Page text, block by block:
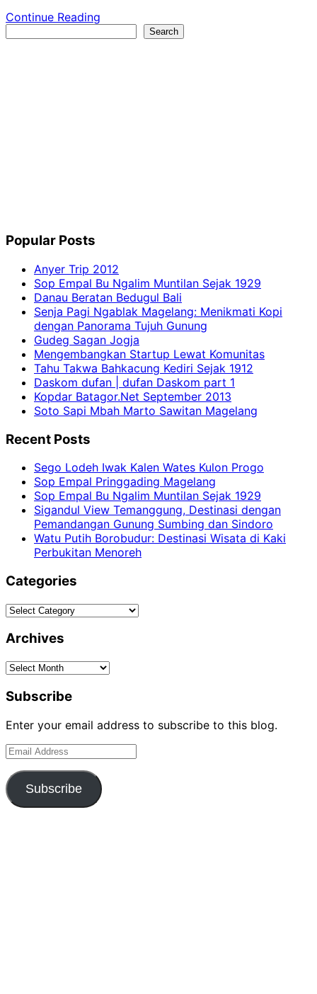
Continue Reading
Search
Popular Posts
Anyer Trip 2012
Sop Empal Bu Ngalim Muntilan Sejak 1929
Danau Beratan Bedugul Bali
Senja Pagi Ngablak Magelang: Menikmati Kopi
dengan Panorama Tujuh Gunung
Gudeg Sagan Jogja
Mengembangkan Startup Lewat Komunitas
Tahu Takwa Bahkacung Kediri Sejak 1912
Daskom dufan | dufan Daskom part 1
Kopdar Batagor.Net September 2013
Soto Sapi Mbah Marto Sawitan Magelang
Recent Posts
Sego Lodeh Iwak Kalen Wates Kulon Progo
Sop Empal Pringgading Magelang
Sop Empal Bu Ngalim Muntilan Sejak 1929
Sigandul View Temanggung, Destinasi dengan
Pemandangan Gunung Sumbing dan Sindoro
Watu Putih Borobudur: Destinasi Wisata di Kaki
Perbukitan Menoreh
Categories
Categories
Archives
Archives
Subscribe
Enter your email address to subscribe to this blog.
Email
Address
Subscribe